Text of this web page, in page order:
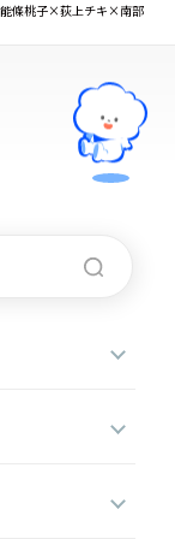
×能條桃子×荻上チキ×南部